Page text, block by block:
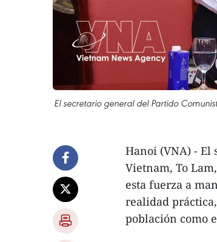
El secretario general del Partido
Hanoi (VNA) - El
Vietnam, To
esta fuerza a
realidad
población como